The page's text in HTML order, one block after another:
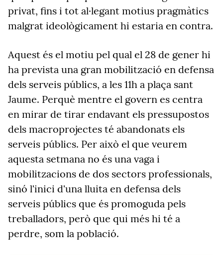
privat, fins i tot al·legant motius pragmàtics
malgrat ideològicament hi estaria en contra.
Aquest és el motiu pel qual el 28 de gener hi
ha prevista una gran mobilització en defensa
dels serveis públics, a les 11h a plaça sant
Jaume. Perquè mentre el govern es centra
en mirar de tirar endavant els pressupostos
dels macroprojectes té abandonats els
serveis públics. Per això el que veurem
aquesta setmana no és una vaga i
mobilitzacions de dos sectors professionals,
sinó l'inici d'una lluita en defensa dels
serveis públics que és promoguda pels
treballadors, però que qui més hi té a
perdre, som la població.